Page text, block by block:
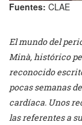
Fuentes: CLAE
El mundo del
Minà, histórico
reconocido
pocas semanas
cardíaca. Unos
las referentes a